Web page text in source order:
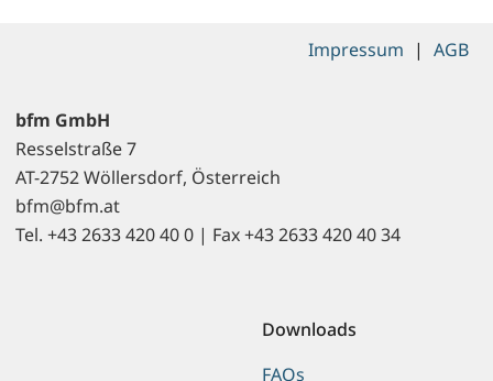
bfm GmbH
Resselstraße 7
AT-2752 Wöllersdorf, Österreich
bfm@bfm.at
Tel. +43 2633 420 40 0 | Fax +43 2633 420 40 34
Downloads
FAQs
Impressum | AGB